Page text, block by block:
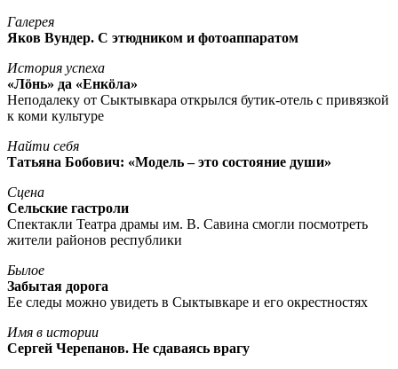
Галерея
Яков Вундер. С этюдником и фотоаппаратом
История успеха
«Лöнь» да «Енкöла»
Неподалеку от Сыктывкара открылся бутик-отель с привязкой
к коми культуре
Найти себя
Татьяна Бобович: «Модель – это состояние души»
Сцена
Сельские гастроли
Спектакли Театра драмы им. В. Савина смогли посмотреть
жители районов республики
Былое
Забытая дорога
Ее следы можно увидеть в Сыктывкаре и его окрестностях
Имя в истории
Сергей Черепанов. Не сдаваясь врагу